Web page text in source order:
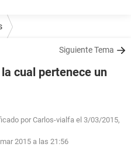
Siguiente Tema
cual pertenece un
por Carlos-vialfa el 3/03/2015,
2015 a las 21:56